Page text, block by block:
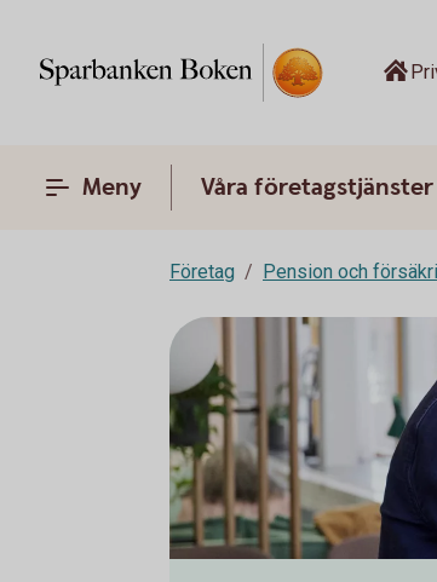
Meny Våra företagstjänster
Företag Pension och